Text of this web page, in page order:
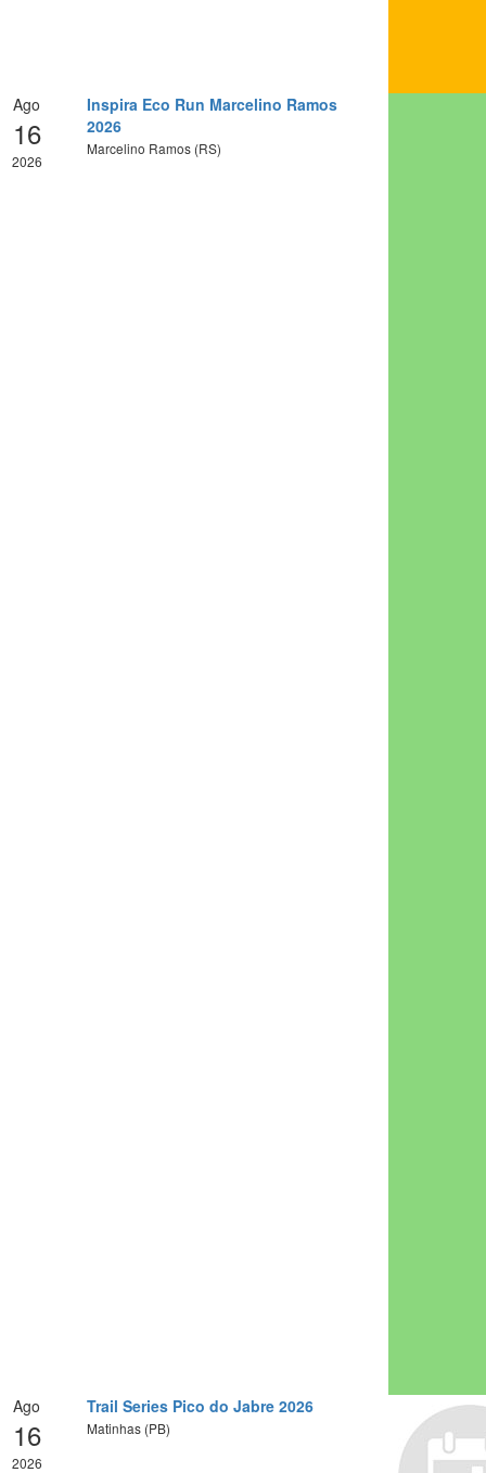
Ago
16
2026
Inspira Eco Run Marcelino Ramos
2026
Marcelino Ramos (RS)
Ago
16
2026
Trail Series Pico do Jabre 2026
Matinhas (PB)